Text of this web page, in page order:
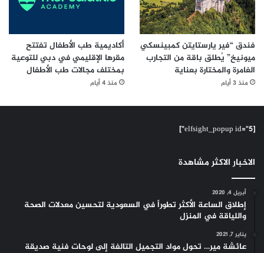
فندق “فير يارستايتن كمبينسكي
ميونيخ” يُطلق باقة من التجارب
الغامرة والمختارة بعناية
منذ 3 أيام
أكاديمية طب الأطفال تفتتح
مقرها الإقليمي في دبي للتوعية
بمختلف مجالات طب الأطفال
منذ 4 أيام
[elfsight_popup id="5"]
الاخبار الاكثر مشاهدة
أبريل 4, 2020
إطلاق الساعة الأكثر تطوراً في السعودية لتحسين معدلات الصحة
واللياقة في المنزل
يناير 7, 2021
عائشة مير… تحول مواد التجميل التالفة إلى لوحات فنية صديقة